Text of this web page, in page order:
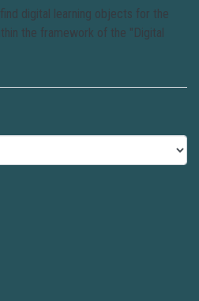
digital learning objects for the
the framework of the "Digital